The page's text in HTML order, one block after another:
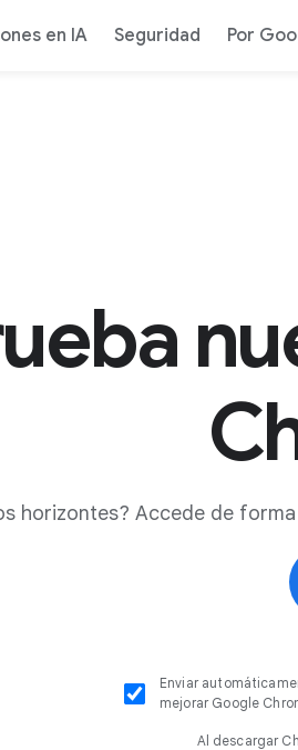
en IA Seguridad Por
horizontes? Accede de
Enviar
mejorar Google
Al descargar